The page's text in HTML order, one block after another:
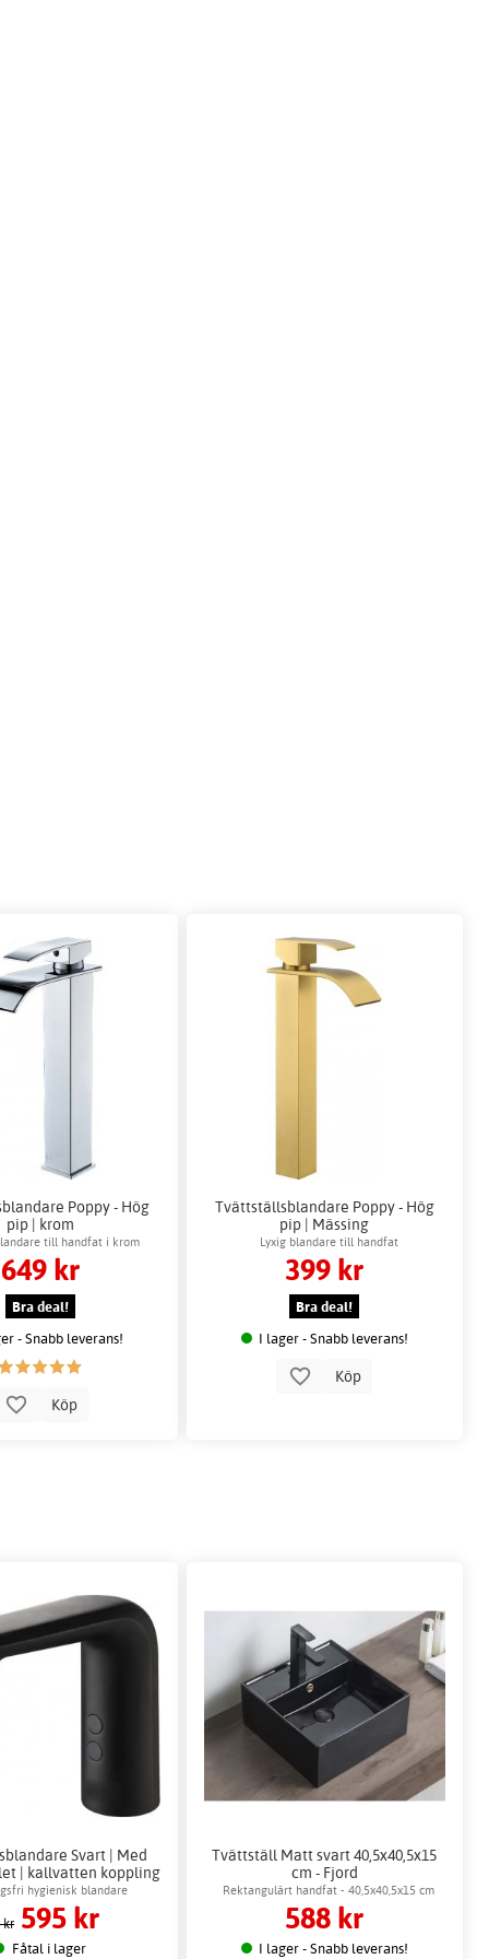
Poppy - Hög
pip | krom
till handfat i krom
649 kr
Bra deal!
- Snabb leverans!
Köp
Tvättställsblandare Poppy - Hög
pip | Mässing
Lyxig blandare till handfat
399 kr
Bra deal!
I lager - Snabb leverans!
Köp
Svart | Med
| kallvatten koppling
hygienisk blandare
kr 595 kr
Fåtal i lager
Tvättställ Matt svart 40,5x40,5x15
cm - Fjord
Rektangulärt handfat - 40,5x40,5x15 cm
588 kr
I lager - Snabb leverans!